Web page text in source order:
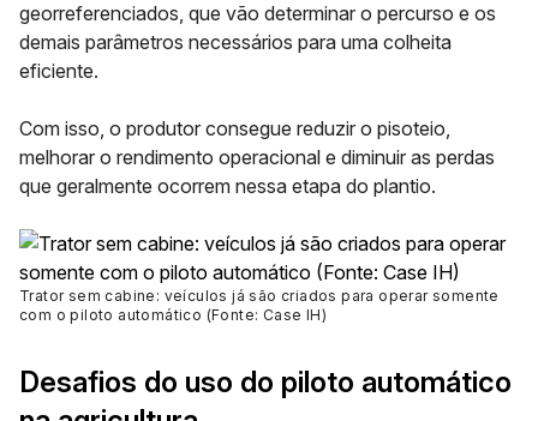
georreferenciados, que vão determinar o percurso e os
demais parâmetros necessários para uma colheita
eficiente.
Com isso, o produtor consegue reduzir o pisoteio,
melhorar o rendimento operacional e diminuir as perdas
que geralmente ocorrem nessa etapa do plantio.
Trator sem cabine: veículos já são criados para operar somente
com o piloto automático (Fonte: Case IH)
Desafios do uso do piloto automático